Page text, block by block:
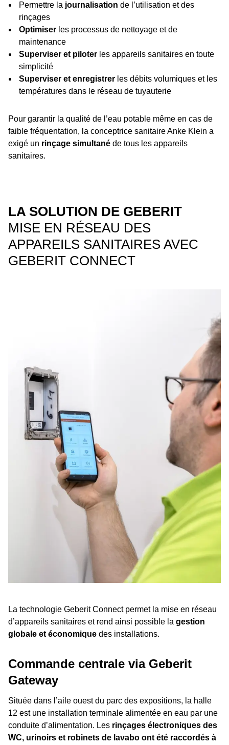
Permettre la journalisation de l’utilisation et des
rinçages
Optimiser les processus de nettoyage et de
maintenance
Superviser et piloter les appareils sanitaires en toute
simplicité
Superviser et enregistrer les débits volumiques et les
températures dans le réseau de tuyauterie
Pour garantir la qualité de l’eau potable même en cas de
faible fréquentation, la conceptrice sanitaire Anke Klein a
exigé un rinçage simultané de tous les appareils
sanitaires.
LA SOLUTION DE GEBERIT
MISE EN RÉSEAU DES
APPAREILS SANITAIRES AVEC
GEBERIT CONNECT
La technologie Geberit Connect permet la mise en réseau
d’appareils sanitaires et rend ainsi possible la gestion
globale et économique des installations.
Commande centrale via Geberit
Gateway
Située dans l’aile ouest du parc des expositions, la halle
12 est une installation terminale alimentée en eau par une
conduite d’alimentation. Les rinçages électroniques des
WC, urinoirs et robinets de lavabo ont été raccordés à